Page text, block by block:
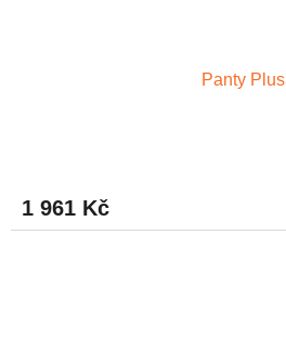
Panty Plus
1 961 Kč